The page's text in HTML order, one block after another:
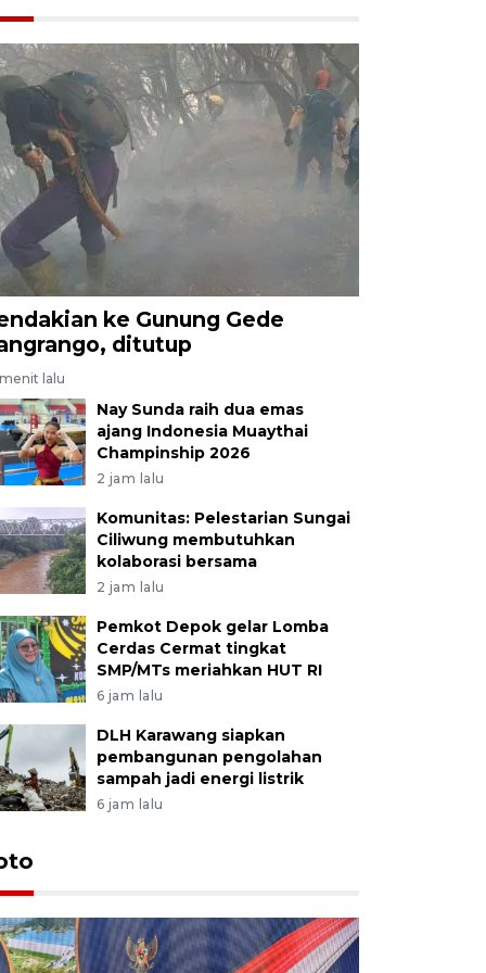
ke Gunung Gede
ditutup
lalu
Nay Sunda raih dua emas
ajang Indonesia Muaythai
Champinship 2026
2 jam lalu
Komunitas: Pelestarian Sungai
Ciliwung membutuhkan
kolaborasi bersama
2 jam lalu
Pemkot Depok gelar Lomba
Cerdas Cermat tingkat
SMP/MTs meriahkan HUT RI
6 jam lalu
DLH Karawang siapkan
pembangunan pengolahan
sampah jadi energi listrik
6 jam lalu